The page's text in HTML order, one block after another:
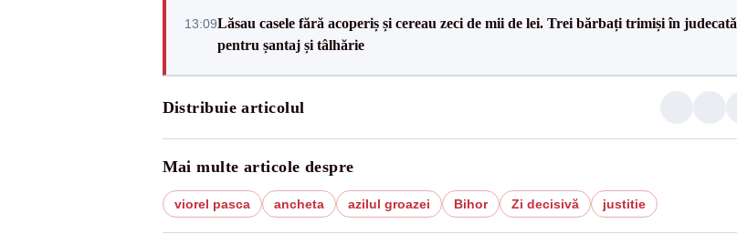
13:09Lăsau casele fără acoperiș și cereau zeci de mii de lei. Trei bărbați trimiși în judecată
pentru șantaj și tâlhărie
Distribuie articolul
Mai multe articole despre
viorel pasca ancheta azilul groazei Bihor Zi decisivă justitie